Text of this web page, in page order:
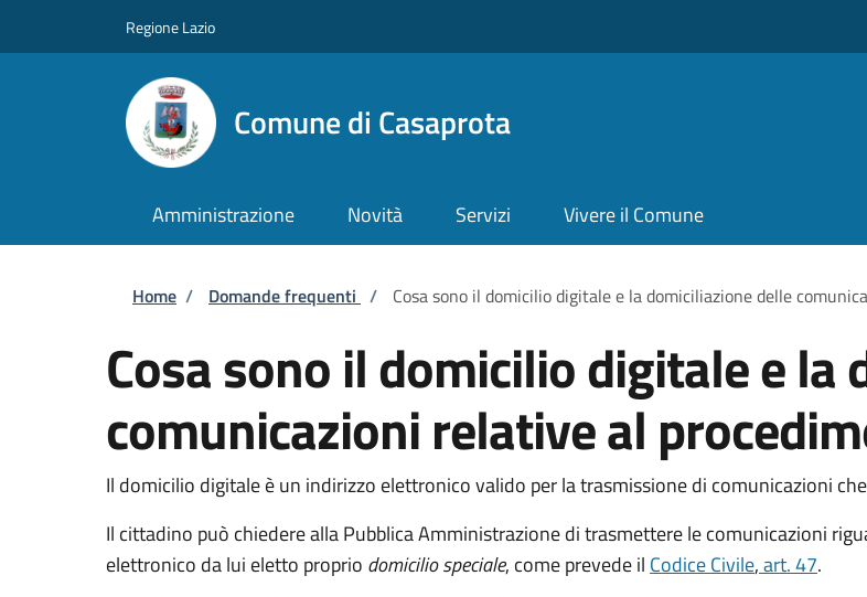
Regione Lazio
Comune di Casaprota
Amministrazione Novità Servizi Vivere il Comune
Briciole di pane
Home / Domande frequenti / Cosa sono il domicilio digitale e la domiciliazione delle
Cosa sono il domicilio digitale e la
comunicazioni relative al
Il domicilio digitale è un indirizzo elettronico valido per la trasmissione di comunicazioni
Il cittadino può chiedere alla Pubblica Amministrazione di trasmettere le comunicazioni
elettronico da lui eletto proprio domicilio speciale, come prevede il Codice Civile,art. 47.